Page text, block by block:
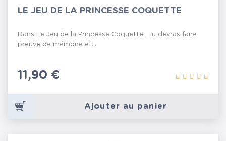
LE JEU DE LA PRINCESSE COQUETTE
Dans Le Jeu de la Princesse Coquette , tu devras faire
preuve de mémoire et...
Prix
11,90 €
Ajouter au panier